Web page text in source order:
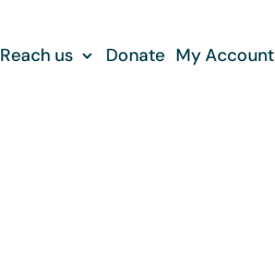
Reach us Donate My Account